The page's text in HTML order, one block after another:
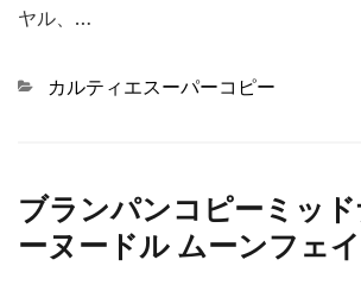
ヤル、…
Categories
カルティエスーパーコピー
ブランパンコピーミッ
ーヌードル ムーンフェ